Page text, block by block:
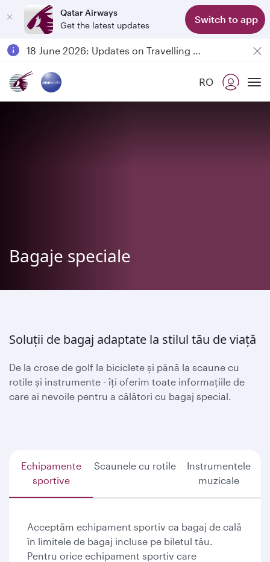
Qatar Airways
Get the latest updates
Switch to app
Passengers flying between Doha and Auckland on QR914 and QR915
18 June 2026: Updates on Travelling with Power Banks
RO
Bagaje speciale
Soluții de bagaj adaptate la stilul tău de viață
De la crose de golf la biciclete și până la scaune cu
rotile și instrumente - îți oferim toate informațiile de
care ai nevoile pentru a călători cu bagaj special.
Echipamente
sportive
Scaunele cu rotile
Instrumentele
muzicale
Acceptăm echipament sportiv ca bagaj de cală
în limitele de bagaj incluse pe biletul tău.
Pentru orice echipament sportiv care